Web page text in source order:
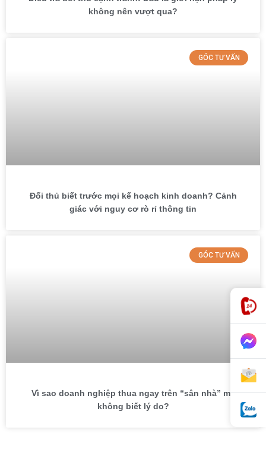
không nên vượt qua?
GÓC TƯ VẤN
Đối thủ biết trước mọi kế hoạch kinh doanh? Cảnh
giác với nguy cơ rò rỉ thông tin
GÓC TƯ VẤN
Vì sao doanh nghiệp thua ngay trên “sân nhà” mà
không biết lý do?